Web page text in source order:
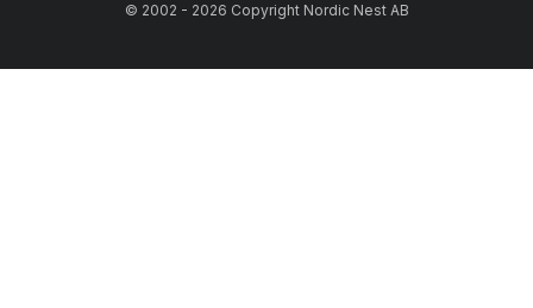
© 2002 - 2026 Copyright Nordic Nest AB